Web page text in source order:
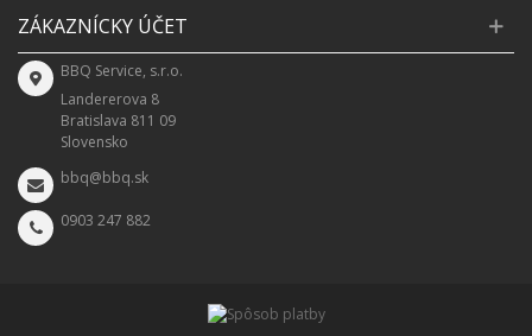
ZÁKAZNÍCKY ÚČET
BBQ Service, s.r.o.
Landererova 8
Bratislava 811 09
Slovensko
bbq@bbq.sk
0903 247 882